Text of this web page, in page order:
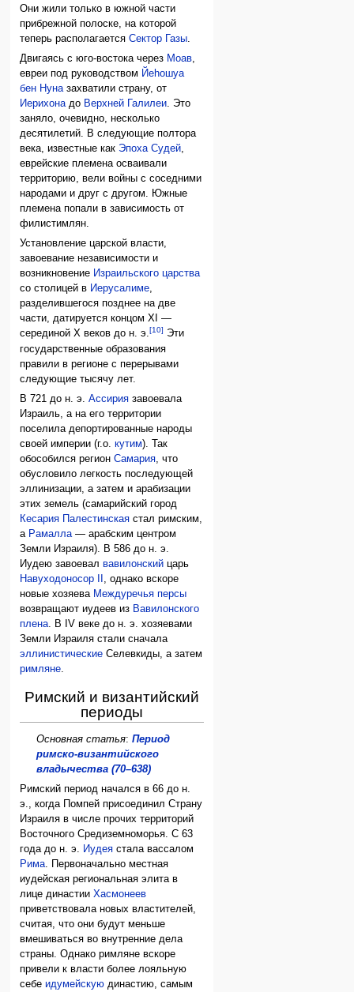
Они жили только в южной части
прибрежной полоске, на которой
теперь располагаетсяСектор Газы
Двигаясь с юго-востока через Моав,
евреи под руководством Йеhошуа
бен Нуназахватили страну, от
Иерихонадо Верхней Галилеи. Это
заняло, очевидно, несколько
десятилетий. В следующие полтора
века, известные как Эпоха Судей,
еврейские племена осваивали
территорию, вели войны с соседними
народами и друг с другом. Южные
племена попали в зависимость от
филистимлян.
Установление царской власти,
завоевание независимости и
возникновение Израильского царства
со столицей в Иерусалиме,
разделившегося позднее на две
части, датируется концом XI —
серединой X веков до н. э.[10] Эти
государственные образования
правили в регионе с перерывами
следующие тысячу лет.
В 721 до н. э.Ассирия завоевала
Израиль, а на его территории
поселила депортированные народы
своей империи (г.о.кутим). Так
обособился регионСамария, что
обусловило легкость последующей
эллинизации, а затем и арабизации
этих земель (самарийский город
Кесария Палестинская стал римским,
а Рамалла— арабским центром
Земли Израиля). В 586 до н. э.
Иудею завоевалвавилонский царь
Навуходоносор II , однако вскоре
новые хозяева Междуречья персы
возвращают иудеев из Вавилонского
плена. В IV веке до н. э. хозяевами
Земли Израиля стали сначала
эллинистические Селевкиды, а затем
римляне.
Римский и византийский
периоды
Основная статья: Период
римско-византийского
владычества (70–638)
Римский период начался в 66 до н.
э., когда Помпей присоединил Страну
Израиля в числе прочих территорий
Восточного Средиземноморья. С 63
года до н. э. Иудея стала вассалом
Рима. Первоначально местная
иудейская региональная элита в
лице династииХасмонеев
приветствовала новых властителей,
считая, что они будут меньше
вмешиваться во внутренние дела
страны. Однако римляне вскоре
привели к власти более лояльную
себеидумейскую династию, самым